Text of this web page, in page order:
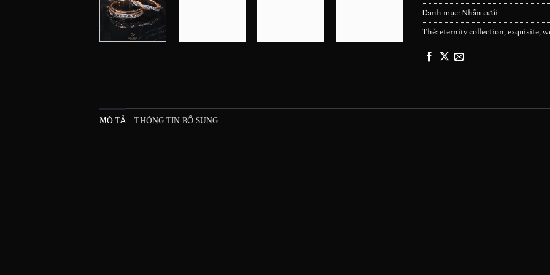
Danh mục: Nhẫn cưới
Thẻ:eternity collection,exquisite,
MÔ TẢ THÔNG TIN BỔ SUNG